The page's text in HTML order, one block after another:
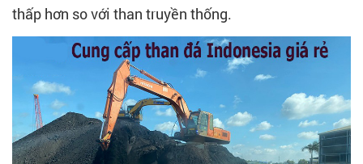
thấp hơn so với than truyền thống.